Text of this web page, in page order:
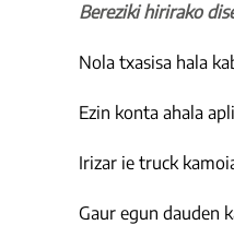
Bereziki hirirako
Nola txasisa hala
Ezin konta ahala
Irizar ie truck
Gaur egun dauden